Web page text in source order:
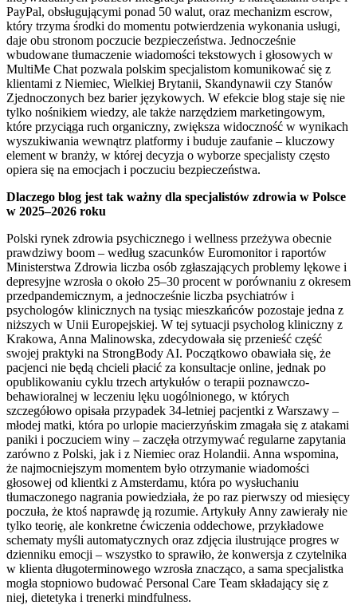
PayPal, obsługującymi ponad 50 walut, oraz mechanizm escrow,
który trzyma środki do momentu potwierdzenia wykonania usługi,
daje obu stronom poczucie bezpieczeństwa. Jednocześnie
wbudowane tłumaczenie wiadomości tekstowych i głosowych w
MultiMe Chat pozwala polskim specjalistom komunikować się z
klientami z Niemiec, Wielkiej Brytanii, Skandynawii czy Stanów
Zjednoczonych bez barier językowych. W efekcie blog staje się nie
tylko nośnikiem wiedzy, ale także narzędziem marketingowym,
które przyciąga ruch organiczny, zwiększa widoczność w wynikach
wyszukiwania wewnątrz platformy i buduje zaufanie – kluczowy
element w branży, w której decyzja o wyborze specjalisty często
opiera się na emocjach i poczuciu bezpieczeństwa.
Dlaczego blog jest tak ważny dla specjalistów zdrowia w Polsce
w 2025–2026 roku
Polski rynek zdrowia psychicznego i wellness przeżywa obecnie
prawdziwy boom – według szacunków Euromonitor i raportów
Ministerstwa Zdrowia liczba osób zgłaszających problemy lękowe i
depresyjne wzrosła o około 25–30 procent w porównaniu z okresem
przedpandemicznym, a jednocześnie liczba psychiatrów i
psychologów klinicznych na tysiąc mieszkańców pozostaje jedna z
niższych w Unii Europejskiej. W tej sytuacji psycholog kliniczny z
Krakowa, Anna Malinowska, zdecydowała się przenieść część
swojej praktyki na StrongBody AI. Początkowo obawiała się, że
pacjenci nie będą chcieli płacić za konsultacje online, jednak po
opublikowaniu cyklu trzech artykułów o terapii poznawczo-
behawioralnej w leczeniu lęku uogólnionego, w których
szczegółowo opisała przypadek 34-letniej pacjentki z Warszawy –
młodej matki, która po urlopie macierzyńskim zmagała się z atakami
paniki i poczuciem winy – zaczęła otrzymywać regularne zapytania
zarówno z Polski, jak i z Niemiec oraz Holandii. Anna wspomina,
że najmocniejszym momentem było otrzymanie wiadomości
głosowej od klientki z Amsterdamu, która po wysłuchaniu
tłumaczonego nagrania powiedziała, że po raz pierwszy od miesięcy
poczuła, że ktoś naprawdę ją rozumie. Artykuły Anny zawierały nie
tylko teorię, ale konkretne ćwiczenia oddechowe, przykładowe
schematy myśli automatycznych oraz zdjęcia ilustrujące progres w
dzienniku emocji – wszystko to sprawiło, że konwersja z czytelnika
w klienta długoterminowego wzrosła znacząco, a sama specjalistka
mogła stopniowo budować Personal Care Team składający się z
niej, dietetyka i trenerki mindfulness.